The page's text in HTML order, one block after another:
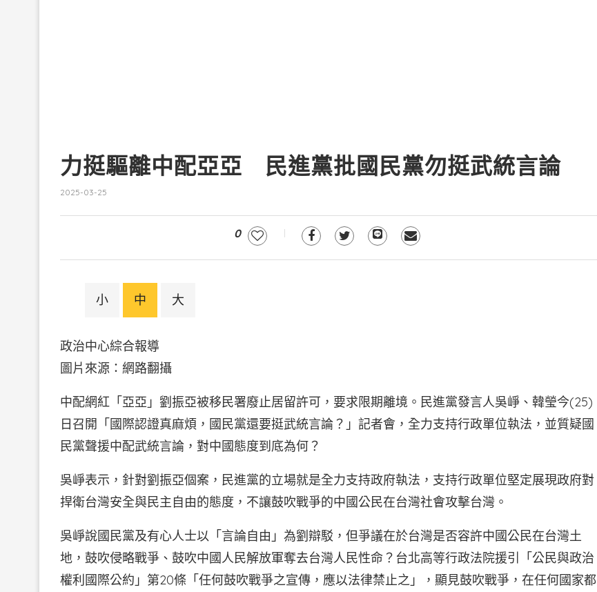
力挺驅離中配亞亞 民進黨批國民黨勿挺武統言論
2025-03-25
0
小 中 大
政治中心綜合報導
圖片來源：網路翻攝
中配網紅「亞亞」劉振亞被移民署廢止居留許可，要求限期離境。民進黨發言人吳崢、韓瑩今(25)
日召開「國際認證真麻煩，國民黨還要挺武統言論？」記者會，全力支持行政單位執法，並質疑國
民黨聲援中配武統言論，對中國態度到底為何？
吳崢表示，針對劉振亞個案，民進黨的立場就是全力支持政府執法，支持行政單位堅定展現政府對
捍衛台灣安全與民主自由的態度，不讓鼓吹戰爭的中國公民在台灣社會攻擊台灣。
吳崢說國民黨及有心人士以「言論自由」為劉辯駁，但爭議在於台灣是否容許中國公民在台灣土
地，鼓吹侵略戰爭、鼓吹中國人民解放軍奪去台灣人民性命？台北高等行政法院援引「公民與政治
權利國際公約」第20條「任何鼓吹戰爭之宣傳，應以法律禁止之」，顯見鼓吹戰爭，在任何國家都